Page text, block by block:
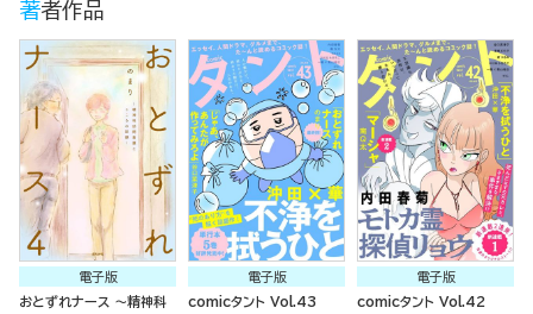
著者作品
電子版
おとずれナース ～精神科
電子版
comicタント Vol.43
電子版
comicタント Vol.42